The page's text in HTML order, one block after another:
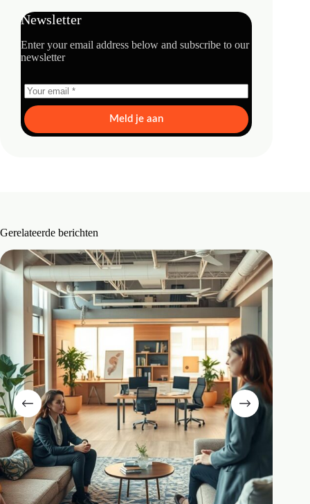
Newsletter
Enter your email address below and subscribe to our
newsletter
Meld je aan
Gerelateerde berichten